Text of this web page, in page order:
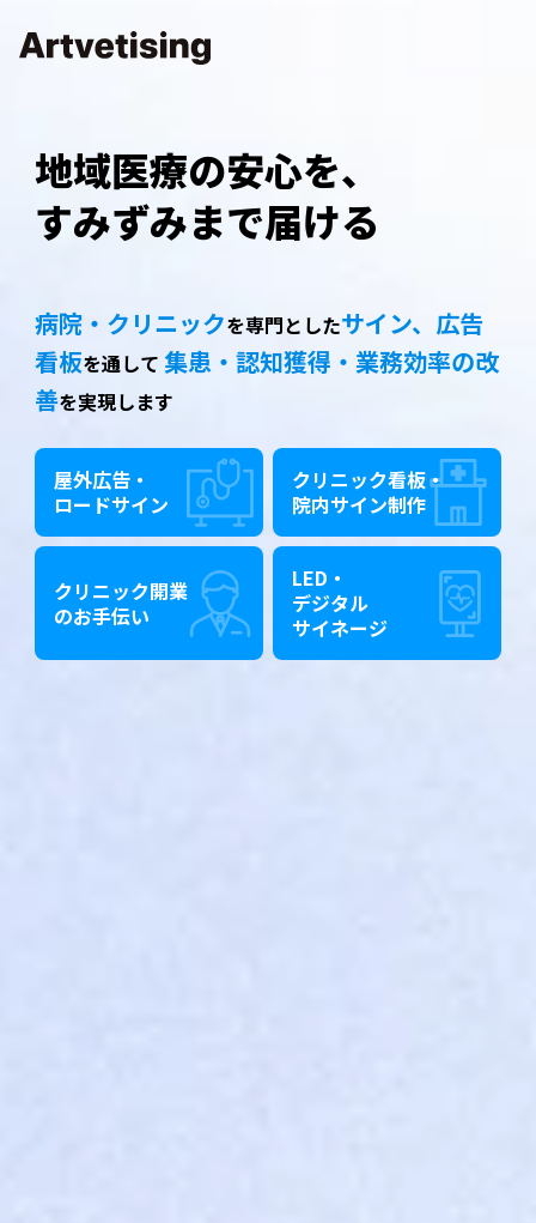
地域医療の安心を、
すみずみまで届ける
病院・クリニックを専門としたサイン、広告
看板を通して 集患・認知獲得・業務効率の改
善を実現します
屋外広告・
ロードサイン
クリニック看板・
院内サイン制作
クリニック開業
のお手伝い
LED・
デジタル
サイネージ